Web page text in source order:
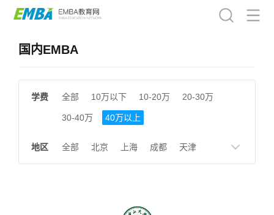
国内EMBA
学费 全部 10万以下 10-20万 20-30万
30-40万 40万以上
地区 全部 北京 上海 成都 天津
山东